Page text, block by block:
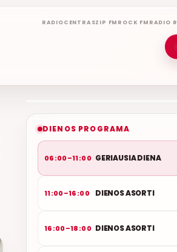
RADIOCENTRASZIP FM ROCK FM RADIO R
ETERYJE
GERIAUSIA DIENA
DIENOS PROGRAMA
06:00–11:00 GERIAUSIA DIENA
11:00–16:00 DIENOS ASORTI
16:00–18:00 DIENOS ASORTI